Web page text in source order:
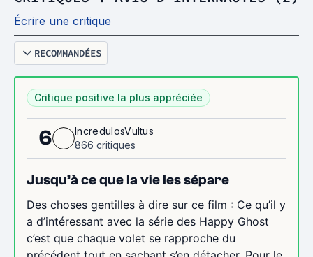
Écrire une critique
RECOMMANDÉES
Critique positive la plus appréciée
6
IncredulosVultus
866 critiques
Jusqu’à ce que la vie les sépare
Des choses gentilles à dire sur ce film : Ce qu’il y
a d’intéressant avec la série des Happy Ghost
c’est que chaque volet se rapproche du